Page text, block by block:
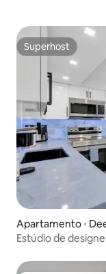
Superhost
Superhost
Apartamento ⋅
Estúdio de